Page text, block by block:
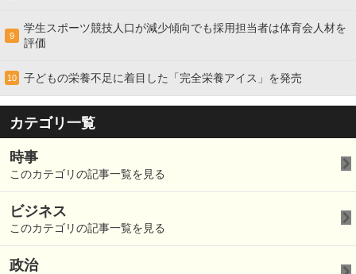
9
学生スポーツ競技人口が減少傾向でも採用担当者は体育会人材を
評価
10 子どもの栄養不足に着目した「完全栄養アイス」を発売
カテゴリ一覧
時事
このカテゴリの記事一覧を見る
ビジネス
このカテゴリの記事一覧を見る
政治